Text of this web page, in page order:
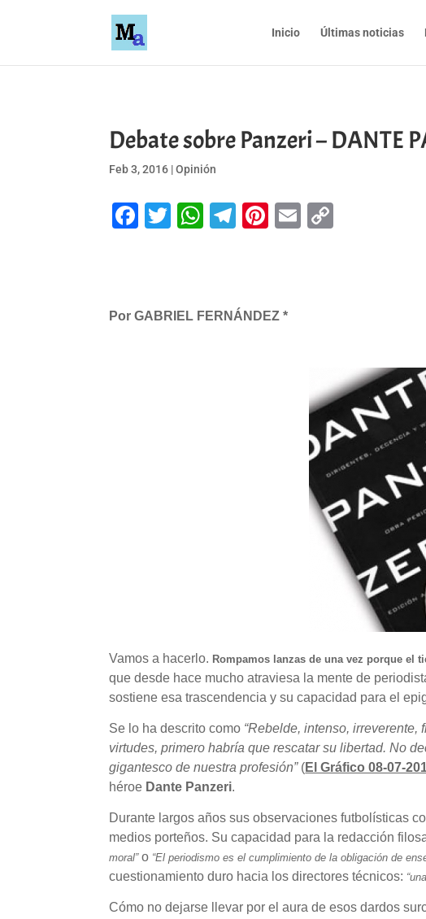
Inicio Últimas noticias
Debate sobre Panzeri – DANTE
Feb 3, 2016 |Opinión
Facebook
Twitter
WhatsApp
Telegram
Pinterest
Email
Por GABRIEL FERNÁNDEZ *
Vamos a hacerlo. Rompamos lanzas de una vez porque el
que desde hace mucho atraviesa la mente de
sostiene esa trascendencia y su capacidad para el
Se lo ha descrito como “Rebelde, intenso,
virtudes, primero habría que rescatar su libertad. No
gigantesco de nuestra profesión” (El Gráfico 08-07-
héroe Dante Panzeri.
Durante largos años sus observaciones futbolísticas
medios porteños. Su capacidad para la redacción
moral”o “El periodismo es el cumplimiento de la obligación de
cuestionamiento duro hacia los directores técnicos:
Cómo no dejarse llevar por el aura de esos dardos